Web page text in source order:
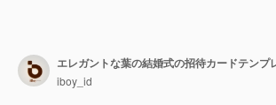
エレガントな葉の結婚式の招待カードテンプ
iboy_id